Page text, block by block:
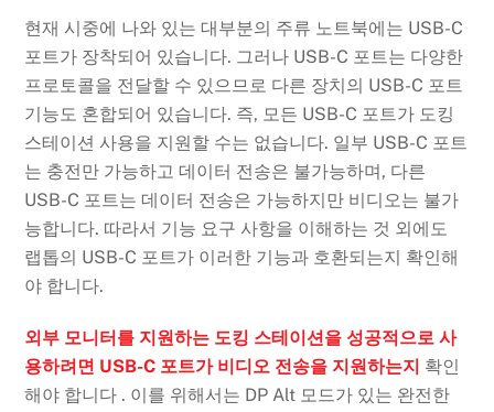
현재 시중에 나와 있는 대부분의 주류 노트북에는 USB-C
포트가 장착되어 있습니다. 그러나 USB-C 포트는 다양한
프로토콜을 전달할 수 있으므로 다른 장치의 USB-C 포트
기능도 혼합되어 있습니다. 즉, 모든 USB-C 포트가 도킹
스테이션 사용을 지원할 수는 없습니다. 일부 USB-C 포트
는 충전만 가능하고 데이터 전송은 불가능하며, 다른
USB-C 포트는 데이터 전송은 가능하지만 비디오는 불가
능합니다. 따라서 기능 요구 사항을 이해하는 것 외에도
랩톱의 USB-C 포트가 이러한 기능과 호환되는지 확인해
야 합니다.
외부 모니터를 지원하는 도킹 스테이션을 성공적으로 사
용하려면 USB-C 포트가 비디오 전송을 지원하는지 확인
해야 합니다 . 이를 위해서는 DP Alt 모드가 있는 완전한